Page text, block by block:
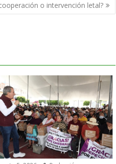
o intervención letal?